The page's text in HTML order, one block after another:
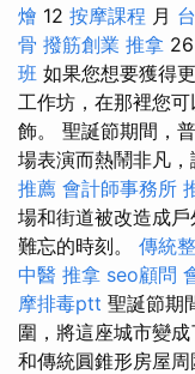
燴 12 按摩課程 月
骨 撥筋創業 推拿 26
班 如果您想要獲得
工作坊，在那裡您
飾。 聖誕節期間，
場表演而熱鬧非凡
推薦 會計師事務所
場和街道被改造成
難忘的時刻。 傳統
中醫 推拿 seo顧問
摩排毒ptt 聖誕節期
圍，將這座城市變
和傳統圓錐形房屋周